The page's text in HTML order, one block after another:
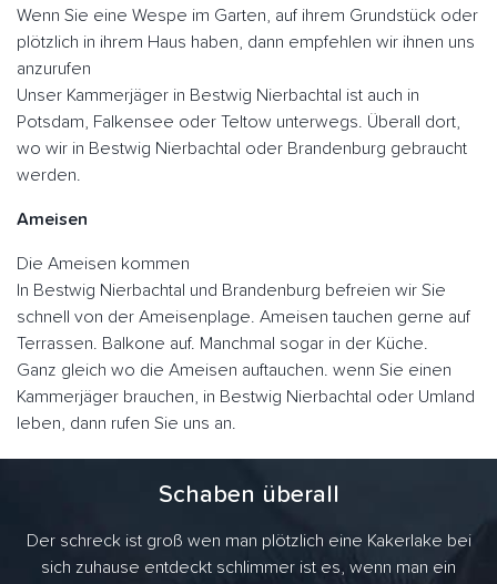
Wenn Sie eine Wespe im Garten, auf ihrem Grundstück oder
plötzlich in ihrem Haus haben, dann empfehlen wir ihnen uns
anzurufen
Unser Kammerjäger in Bestwig Nierbachtal ist auch in
Potsdam, Falkensee oder Teltow unterwegs. Überall dort,
wo wir in Bestwig Nierbachtal oder Brandenburg gebraucht
werden.
Ameisen
Die Ameisen kommen
In Bestwig Nierbachtal und Brandenburg befreien wir Sie
schnell von der Ameisenplage. Ameisen tauchen gerne auf
Terrassen. Balkone auf. Manchmal sogar in der Küche.
Ganz gleich wo die Ameisen auftauchen. wenn Sie einen
Kammerjäger brauchen, in Bestwig Nierbachtal oder Umland
leben, dann rufen Sie uns an.
Schaben überall
Der schreck ist groß wen man plötzlich eine Kakerlake bei
sich zuhause entdeckt schlimmer ist es, wenn man ein